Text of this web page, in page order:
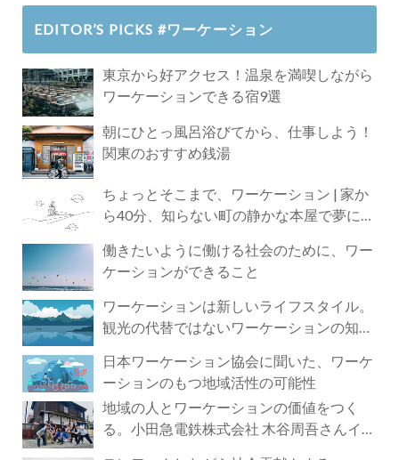
EDITOR’S PICKS #ワーケーション
東京から好アクセス！温泉を満喫しながら
ワーケーションできる宿9選
朝にひとっ風呂浴びてから、仕事しよう！
関東のおすすめ銭湯
ちょっとそこまで、ワーケーション | 家か
ら40分、知らない町の静かな本屋で夢に近
働きたいように働ける社会のために、ワー
ケーションができること
ワーケーションは新しいライフスタイル。
観光の代替ではないワーケーションの知ら
日本ワーケーション協会に聞いた、ワーケ
ーションのもつ地域活性の可能性
地域の人とワーケーションの価値をつく
る。小田急電鉄株式会社 木谷周吾さんイン